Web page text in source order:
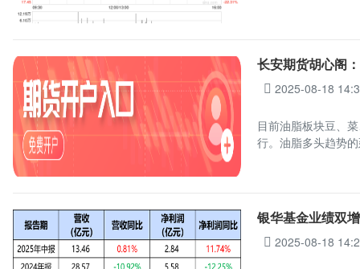
长安期货胡心阁
2025-08-18
目前油脂板块豆、
行。油脂多头趋势
银华基金业绩双
2025-08-18